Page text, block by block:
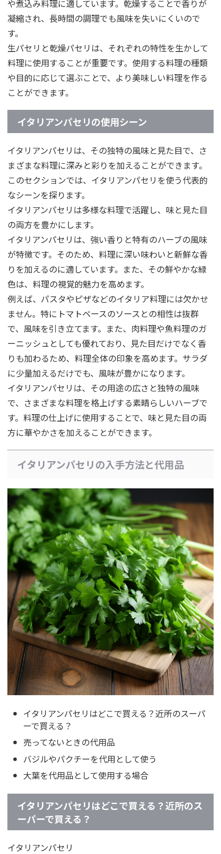
や煮込み料理に適しています。乾燥することで香りが
凝縮され、長時間の調理でも風味を失いにくいので
す。
生パセリと乾燥パセリは、それぞれの特性を生かして
料理に使用することが重要です。使用する料理の種類
や目的に応じて選ぶことで、より美味しい料理を作る
ことができます。
イタリアンパセリの使用シーン
イタリアンパセリは、その独特の風味と見た目で、さ
まざまな料理に深みと彩りを加えることができます。
このセクションでは、イタリアンパセリを使う代表的
なシーンを探ります。
イタリアンパセリは多様な料理で活躍し、味と見た目
の両方を豊かにします。
イタリアンパセリは、強い香りと特有のハーブの風味
が特徴です。そのため、料理に深い味わいと新鮮な香
りを加えるのに適しています。また、その鮮やかな緑
色は、料理の視覚的魅力を高めます。
例えば、パスタやピザなどのイタリア料理には欠かせ
ません。特にトマトベースのソースとの相性は抜群
で、風味を引き立てます。また、肉料理や魚料理のガ
ーニッシュとしても優れており、見た目だけでなく香
りも加わるため、料理全体の印象を高めます。サラダ
に少量加えるだけでも、風味が豊かになります。
イタリアンパセリは、その用途の広さと独特の風味
で、さまざまな料理を格上げする素晴らしいハーブで
す。料理の仕上げに使用することで、味と見た目の両
方に華やかさを加えることができます。
イタリアンパセリの入手方法と代用品
イタリアンパセリはどこで買える？近所のスーパ
ーで買える？
売ってないときの代用品
バジルやパクチーを代用として使う
大葉を代用品として使用する場合
イタリアンパセリはどこで買える？近所のス
ーパーで買える？
イタリアンパセリ